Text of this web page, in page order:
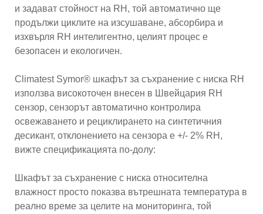
и задават стойност на RH, той автоматично ще
продължи циклите на изсушаване, абсорбира и
изхвърля RH интелигентно, целият процес е
безопасен и екологичен.
Climatest Symor® шкафът за съхранение с ниска RH
използва високоточен внесен в Швейцария RH
сензор, сензорът автоматично контролира
освежаването и рециклирането на синтетичния
десикант, отклонението на сензора е +/- 2% RH,
вижте спецификацията по-долу:
Шкафът за съхранение с ниска относителна
влажност просто показва вътрешната температура в
реално време за целите на мониторинга, той